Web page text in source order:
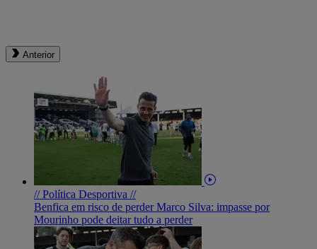
Anterior
// Política Desportiva //
Benfica em risco de perder Marco Silva: impasse por
Mourinho pode deitar tudo a perder